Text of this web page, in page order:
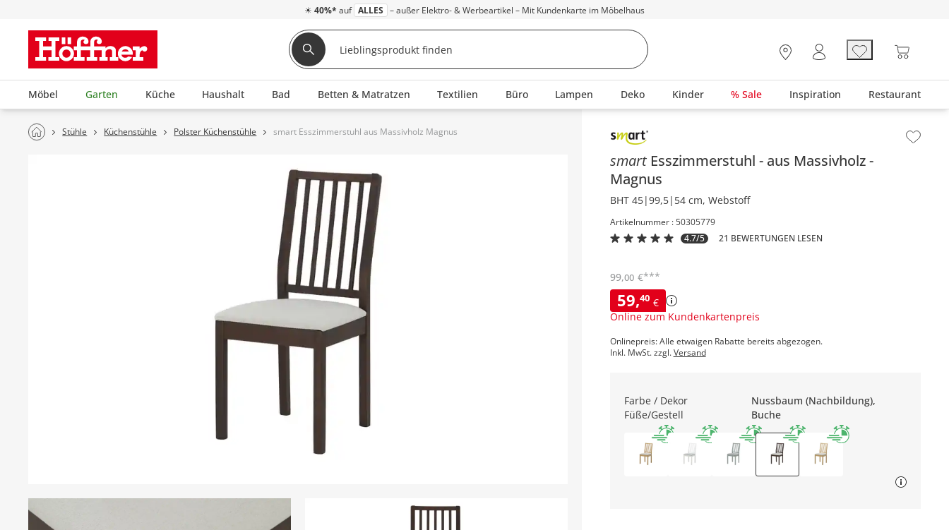
☀ 40%* auf ALLES – außer Elektro- & Werbeartikel – Mit Kundenkarte im Möbelhaus
Möbel Garten Küche Haushalt Bad Betten & Matratzen Textilien Büro Lampen Deko Kinder % Sale Inspiration Restaurant
Stühle Küchenstühle Polster Küchenstühle smart Esszimmerstuhl aus Massivholz Magnus Inhalt der Seitenleiste überspringen - Zum Seitenende
smart Esszimmerstuhl
aus Massivholz
Magnus
BHT 45|99,5|54 cm, Webstoff
Artikelnummer : 50305779
4.7/5
21 BEWERTUNGEN LESEN
59,40 €
Online zum Kundenkartenpreis
99,00 €***
Onlinepreis: Alle etwaigen Rabatte bereits abgezogen.
Inkl. MwSt. zzgl.Versand
Farbe / Dekor
Füße/Gestell
Nussbaum (Nachbildung),
Buche